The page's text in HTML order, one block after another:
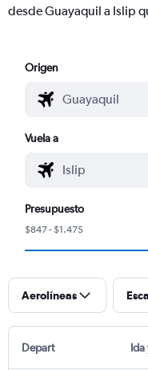
desde Guayaquil a Islip
Origen
Vuela a
Presupuesto
$847 - $1.475
Aerolíneas
Depart Ida